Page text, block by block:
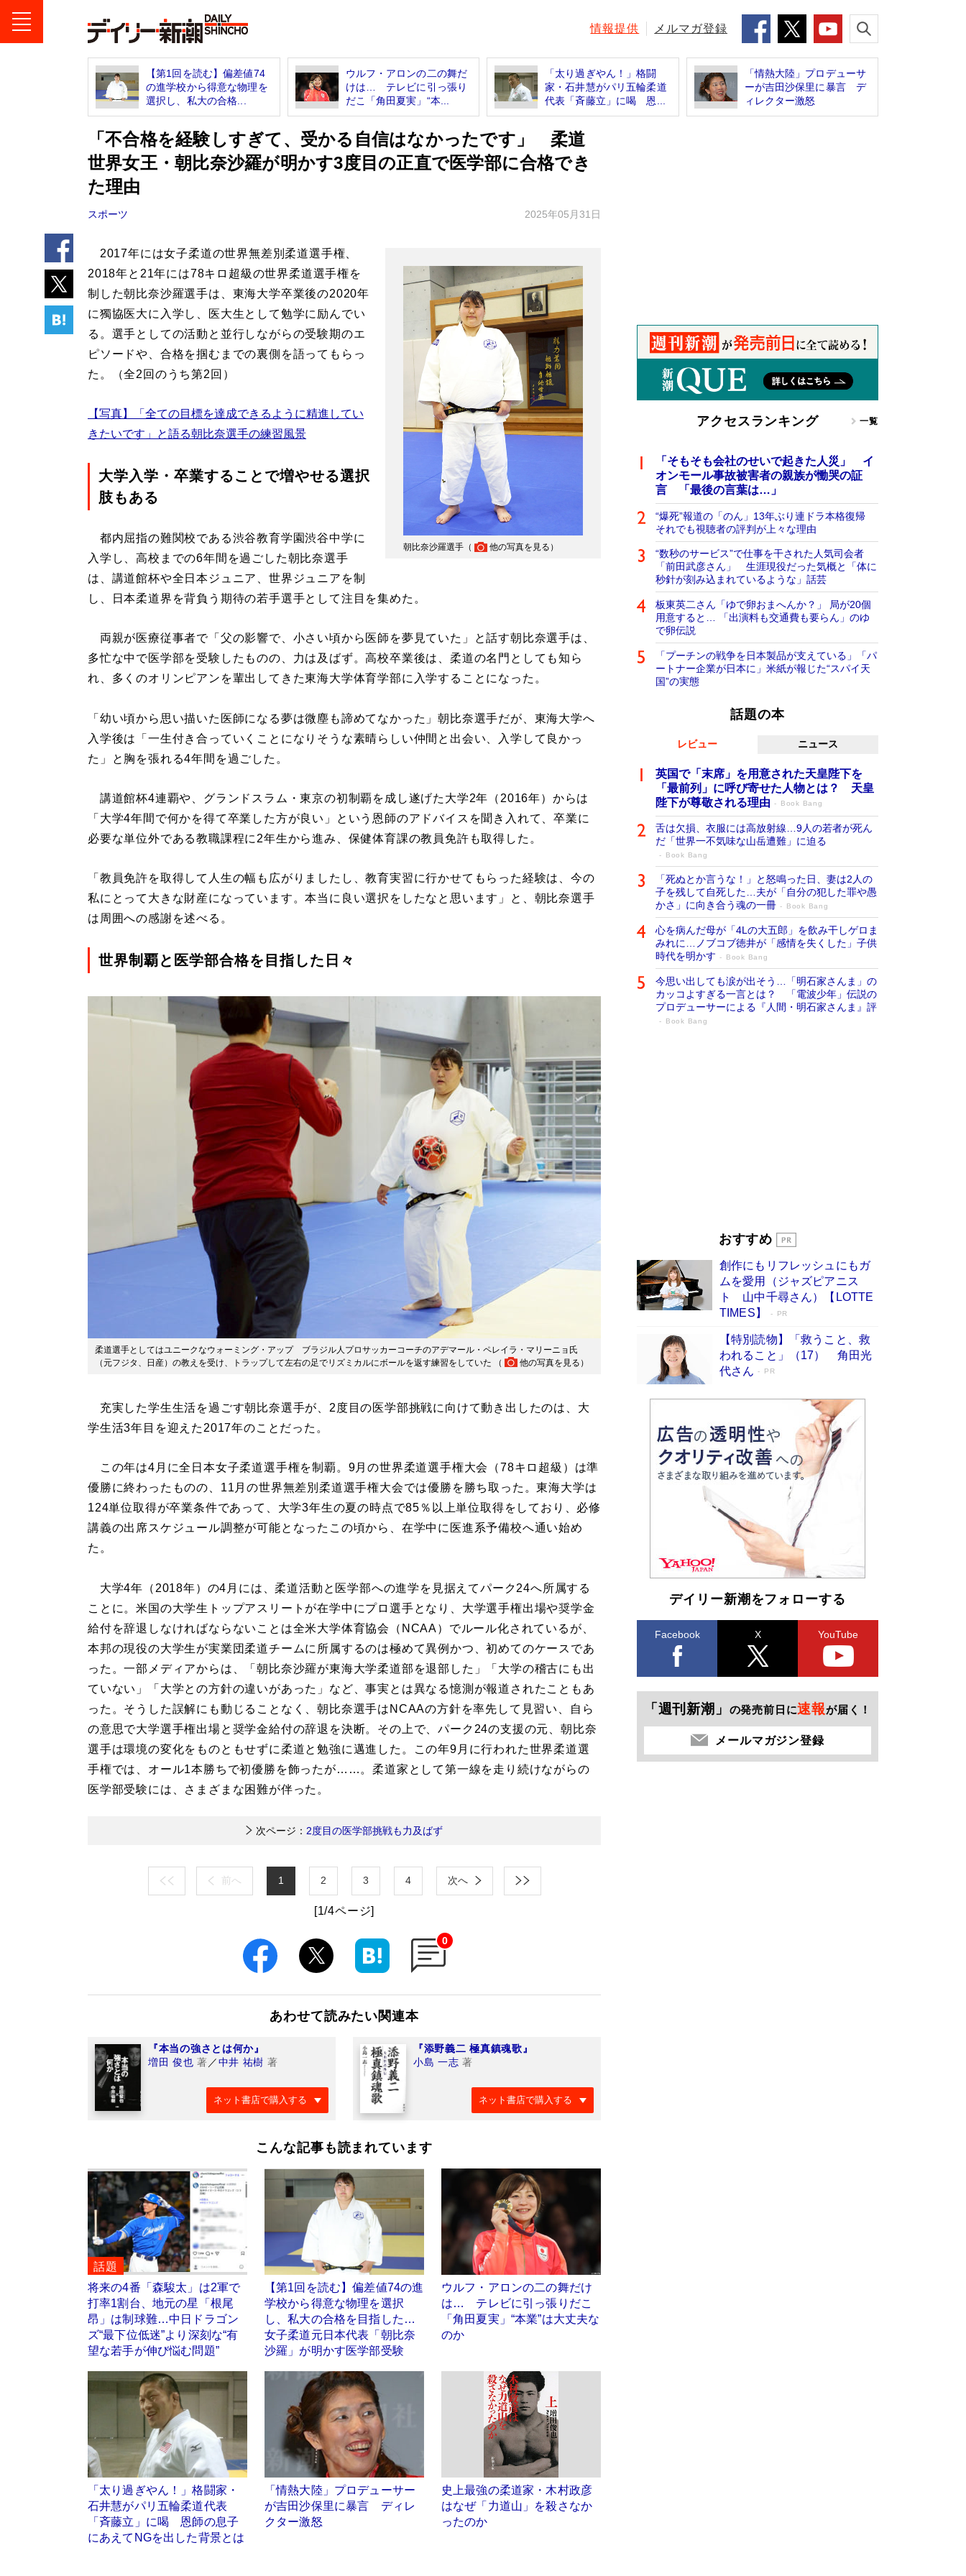
情報提供 メルマガ登録
【第1回を読む】偏差値74
の進学校から得意な物理を
選択し、私大の合格...
ウルフ・アロンの二の舞だ
けは… テレビに引っ張り
だこ「角田夏実」“本...
「太り過ぎやん！」格闘
家・石井慧がパリ五輪柔道
代表「斉藤立」に喝 恩...
「情熱大陸」プロデューサ
ーが吉田沙保里に暴言 デ
ィレクター激怒
「不合格を経験しすぎて、受かる自信はなかったです」 柔道
世界女王・朝比奈沙羅が明かす3度目の正直で医学部に合格でき
た理由
スポーツ 2025年05月31日
朝比奈沙羅選手（ 他の写真を見る ）
2017年には女子柔道の世界無差別柔道選手権、
2018年と21年には78キロ超級の世界柔道選手権を
制した朝比奈沙羅選手は、東海大学卒業後の2020年
に獨協医大に入学し、医大生として勉学に励んでい
る。選手としての活動と並行しながらの受験期のエ
ピソードや、合格を掴むまでの裏側を語ってもらっ
た。（全2回のうち第2回）
【写真】「全ての目標を達成できるように精進してい
きたいです」と語る朝比奈選手の練習風景
大学入学・卒業することで増やせる選択
肢もある
都内屈指の難関校である渋谷教育学園渋谷中学に
入学し、高校までの6年間を過ごした朝比奈選手
は、講道館杯や全日本ジュニア、世界ジュニアを制
し、日本柔道界を背負う期待の若手選手として注目を集めた。
両親が医療従事者で「父の影響で、小さい頃から医師を夢見ていた」と話す朝比奈選手は、
多忙な中で医学部を受験したものの、力は及ばず。高校卒業後は、柔道の名門としても知ら
れ、多くのオリンピアンを輩出してきた東海大学体育学部に入学することになった。
「幼い頃から思い描いた医師になる夢は微塵も諦めてなかった」朝比奈選手だが、東海大学へ
入学後は「一生付き合っていくことになりそうな素晴らしい仲間と出会い、入学して良かっ
た」と胸を張れる4年間を過ごした。
講道館杯4連覇や、グランドスラム・東京の初制覇を成し遂げた大学2年（2016年）からは
「大学4年間で何かを得て卒業した方が良い」という恩師のアドバイスを聞き入れて、卒業に
必要な単位外である教職課程に2年生から進み、保健体育課の教員免許も取得した。
「教員免許を取得して人生の幅も広がりましたし、教育実習に行かせてもらった経験は、今の
私にとって大きな財産になっています。本当に良い選択をしたなと思います」と、朝比奈選手
は周囲への感謝を述べる。
世界制覇と医学部合格を目指した日々
柔道選手としてはユニークなウォーミング・アップ ブラジル人プロサッカーコーチのアデマール・ペレイラ・マリーニョ氏
（元フジタ、日産）の教えを受け、トラップして左右の足でリズミカルにボールを返す練習をしていた （
他の写真を見る ）
充実した学生生活を過ごす朝比奈選手が、2度目の医学部挑戦に向けて動き出したのは、大
学生活3年目を迎えた2017年のことだった。
この年は4月に全日本女子柔道選手権を制覇。9月の世界柔道選手権大会（78キロ超級）は準
優勝に終わったものの、11月の世界無差別柔道選手権大会では優勝を勝ち取った。東海大学は
124単位取得が卒業条件であって、大学3年生の夏の時点で85％以上単位取得をしており、必修
講義の出席スケジュール調整が可能となったこの頃から、在学中に医進系予備校へ通い始め
た。
大学4年（2018年）の4月には、柔道活動と医学部への進学を見据えてパーク24へ所属する
ことに。米国の大学生トップアスリートが在学中にプロ選手となり、大学選手権出場や奨学金
給付を辞退しなければならないことは全米大学体育協会（NCAA）でルール化されているが、
本邦の現役の大学生が実業団柔道チームに所属するのは極めて異例かつ、初めてのケースであ
った。一部メディアからは、「朝比奈沙羅が東海大学柔道部を退部した」「大学の稽古にも出
ていない」「大学との方針の違いがあった」など、事実とは異なる憶測が報道されたこともあ
った。そうした誤解にも動じることなく、朝比奈選手はNCAAの方針を率先して見習い、自ら
の意思で大学選手権出場と奨学金給付の辞退を決断。その上で、パーク24の支援の元、朝比奈
選手は環境の変化をものともせずに柔道と勉強に邁進した。この年9月に行われた世界柔道選
手権では、オール1本勝ちで初優勝を飾ったが……。柔道家として第一線を走り続けながらの
医学部受験には、さまざまな困難が伴った。
次ページ： 2度目の医学部挑戦も力及ばず
前へ 1 2 3 4 次へ
[1/4ページ]
0
あわせて読みたい関連本
『本当の強さとは何か』
増田 俊也 著 ／中井 祐樹 著
ネット書店で購入する
『添野義二 極真鎮魂歌』
小島 一志 著
ネット書店で購入する
こんな記事も読まれています
話題
将来の4番「森駿太」は2軍で
打率1割台、地元の星「根尾
昂」は制球難…中日ドラゴン
ズ“最下位低迷”より深刻な“有
望な若手が伸び悩む問題”
【第1回を読む】偏差値74の進
学校から得意な物理を選択
し、私大の合格を目指した…
女子柔道元日本代表「朝比奈
沙羅」が明かす医学部受験
ウルフ・アロンの二の舞だけ
は… テレビに引っ張りだこ
「角田夏実」“本業”は大丈夫な
のか
「太り過ぎやん！」格闘家・
石井慧がパリ五輪柔道代表
「斉藤立」に喝 恩師の息子
にあえてNGを出した背景とは
「情熱大陸」プロデューサー
が吉田沙保里に暴言 ディレ
クター激怒
史上最強の柔道家・木村政彦
はなぜ「力道山」を殺さなか
ったのか
アクセスランキング 一覧
「そもそも会社のせいで起きた人災」 イ
オンモール事故被害者の親族が慟哭の証
言 「最後の言葉は…」
“爆死”報道の「のん」13年ぶり連ドラ本格復帰
それでも視聴者の評判が上々な理由
“数秒のサービス”で仕事を干された人気司会者
「前田武彦さん」 生涯現役だった気概と「体に
秒針が刻み込まれているような」話芸
板東英二さん「ゆで卵おまへんか？」 局が20個
用意すると… 「出演料も交通費も要らん」のゆ
で卵伝説
「プーチンの戦争を日本製品が支えている」「パ
ートナー企業が日本に」米紙が報じた“スパイ天
国”の実態
話題の本
レビュー ニュース
英国で「末席」を用意された天皇陛下を
「最前列」に呼び寄せた人物とは？ 天皇
陛下が尊敬される理由
Book Bang
舌は欠損、衣服には高放射線…9人の若者が死ん
だ「世界一不気味な山岳遭難」に迫る
Book Bang
「死ぬとか言うな！」と怒鳴った日、妻は2人の
子を残して自死した…夫が「自分の犯した罪や愚
かさ」に向き合う魂の一冊
Book Bang
心を病んだ母が「4Lの大五郎」を飲み干しゲロま
みれに…ノブコブ徳井が「感情を失くした」子供
時代を明かす
Book Bang
今思い出しても涙が出そう…「明石家さんま」の
カッコよすぎる一言とは？ 「電波少年」伝説の
プロデューサーによる『人間・明石家さんま』評
Book Bang
俳優・高嶋政伸が家族に教わった“人を育てるコ
東野圭吾、伊坂幸太郎の人気シリーズ最新作どち
らも文庫化 映画化された直木賞受賞作もランク
イン［文庫ベストセラー］
Book Bang
おすすめ
創作にもリフレッシュにもガ
ムを愛用（ジャズピアニス
ト 山中千尋さん）【LOTTE
TIMES】
PR
【特別読物】「救うこと、救
われること」（17） 角田光
代さん
PR
デイリー新潮をフォローする
Facebook X YouTube
「週刊新潮」 の発売前日に速報が届く！
メールマガジン登録